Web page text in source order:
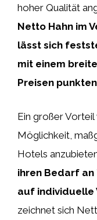
hoher Qualität
Netto Hahn im
lässt sich
mit einem
Preisen
Ein großer
Möglichkeit,
Hotels
ihren Bedarf
auf individuelle
zeichnet sich